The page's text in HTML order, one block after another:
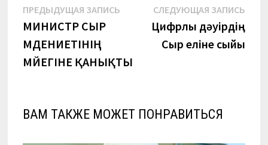
Навигация
по
записям
ПРЕДЫДУЩАЯ ЗАПИСЬПредыдущая
запись:
МИНИСТР СЫР
МӘДЕНИЕТІНІҢ
МӘЙЕГІНЕ ҚАНЫҚТЫ
СЛЕДУЮЩАЯ ЗАПИСЬ
Цифрлы дәуірдің
Сыр еліне сыйы
ВАМ ТАКЖЕ МОЖЕТ ПОНРАВИТЬСЯ